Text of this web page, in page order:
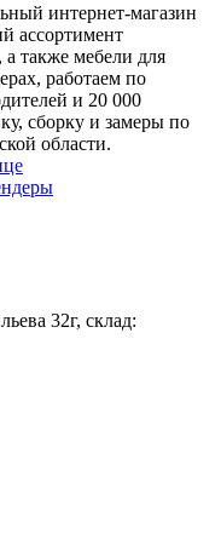
интернет-магазин
ассортимент
также мебели для
работаем по
и 20 000
сборку и замеры по
области.
32г, склад: